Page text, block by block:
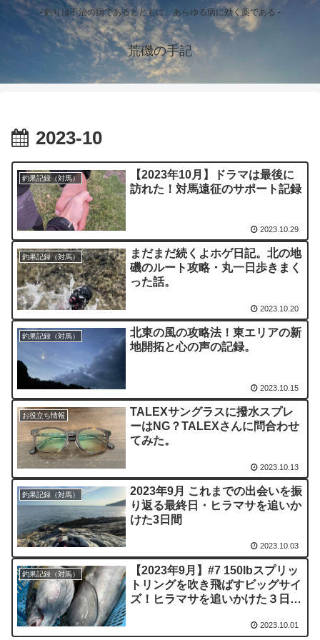
- 釣りは不治の病であるとともに、あらゆる病に効く薬である -
荒磯の手記
2023-10
釣果記録（対馬）
【2023年10月】ドラマは最後に
訪れた！対馬遠征のサポート記録
2023.10.29
釣果記録（対馬）
まだまだ続くよホゲ日記。北の地
磯のルート攻略・丸一日歩きまく
った話。
2023.10.20
釣果記録（対馬）
北東の風の攻略法！東エリアの新
地開拓と心の声の記録。
2023.10.15
お役立ち情報
TALEXサングラスに撥水スプレ
ーはNG？TALEXさんに問合わせ
てみた。
2023.10.13
釣果記録（対馬）
2023年9月 これまでの出会いを振
り返る最終日・ヒラマサを追いか
けた3日間
2023.10.03
釣果記録（対馬）
【2023年9月】#7 150lbスプリッ
トリングを吹き飛ばすビッグサイ
ズ！ヒラマサを追いかけた３日間
2023.10.01